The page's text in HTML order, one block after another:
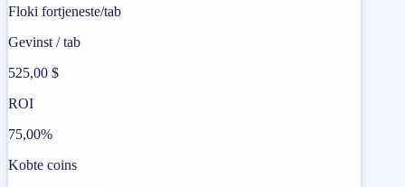
Floki fortjeneste/tab
Gevinst / tab
525,00 $
ROI
75,00%
Kobte coins